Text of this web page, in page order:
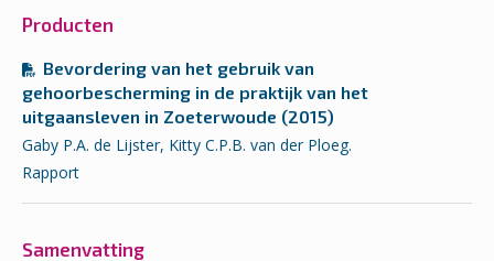
Producten
Bevordering van het gebruik van
gehoorbescherming in de praktijk van het
uitgaansleven in Zoeterwoude (2015)
Gaby P.A. de Lijster, Kitty C.P.B. van der Ploeg.
Rapport
Samenvatting